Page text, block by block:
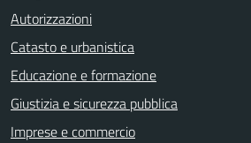
Autorizzazioni
Catasto e urbanistica
Educazione e formazione
Giustizia e sicurezza pubblica
Imprese e commercio